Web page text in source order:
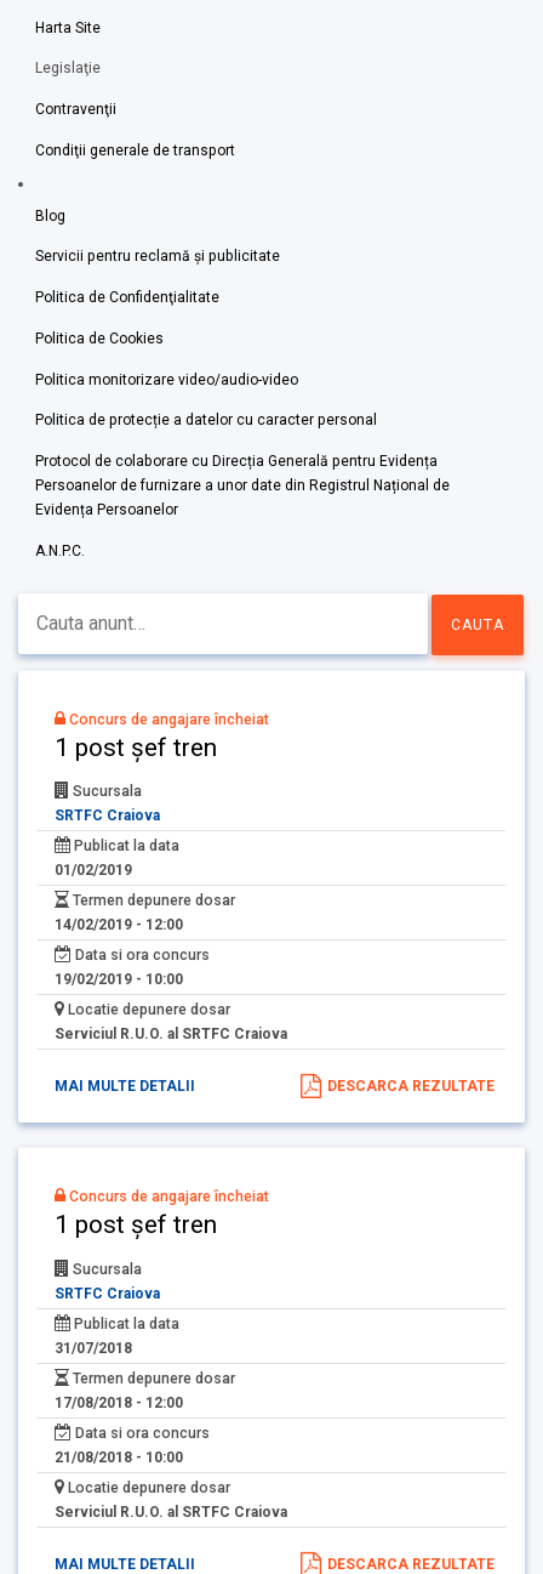
Harta Site
Legislaţie
Contravenţii
Condiţii generale de transport
Blog
Servicii pentru reclamă și publicitate
Politica de Confidenţialitate
Politica de Cookies
Politica monitorizare video/audio-video
Politica de protecție a datelor cu caracter personal
Protocol de colaborare cu Direcția Generală pentru Evidența
Persoanelor de furnizare a unor date din Registrul Național de
Evidența Persoanelor
A.N.P.C.
Concurs de angajare încheiat
1 post șef tren
Sucursala
SRTFC Craiova
Publicat la data
01/02/2019
Termen depunere dosar
14/02/2019 - 12:00
Data si ora concurs
19/02/2019 - 10:00
Locatie depunere dosar
Serviciul R.U.O. al SRTFC Craiova
MAI MULTE DETALII DESCARCA REZULTATE
Concurs de angajare încheiat
1 post șef tren
Sucursala
SRTFC Craiova
Publicat la data
31/07/2018
Termen depunere dosar
17/08/2018 - 12:00
Data si ora concurs
21/08/2018 - 10:00
Locatie depunere dosar
Serviciul R.U.O. al SRTFC Craiova
MAI MULTE DETALII DESCARCA REZULTATE